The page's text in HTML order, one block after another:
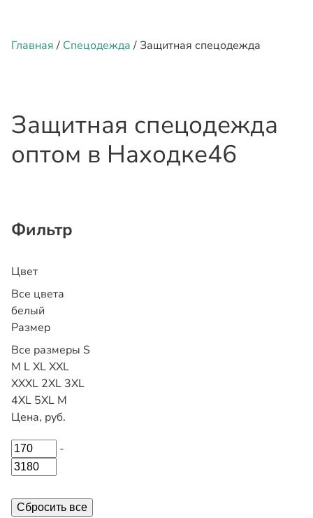
Главная/ Спецодежда/ Защитная спецодежда
Защитная спецодежда
оптом в Находке46
Фильтр
Цвет
Все цвета
белый
Размер
Все размеры S
M LXLXXL
XXXL 2XL 3XL
4XL 5XL М
Цена, руб.
-
Сбросить все